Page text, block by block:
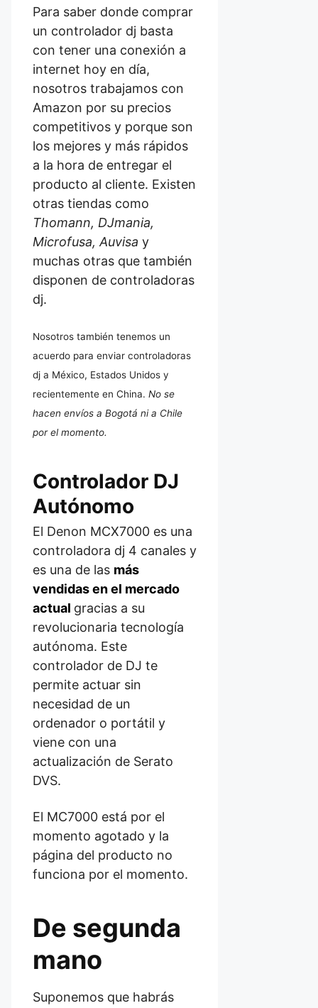
Para saber donde comprar
un controlador dj basta
con tener una conexión a
internet hoy en día,
nosotros trabajamos con
Amazon por su precios
competitivos y porque son
los mejores y más rápidos
a la hora de entregar el
producto al cliente. Existen
otras tiendas como
Thomann, DJmania,
Microfusa, Auvisa y
muchas otras que también
disponen de controladoras
dj.
Nosotros también tenemos un
acuerdo para enviar controladoras
dj a México, Estados Unidos y
recientemente en China. No se
hacen envíos a Bogotá ni a Chile
por el momento.
Controlador DJ
Autónomo
El Denon MCX7000 es una
controladora dj 4 canales y
es una de las más
vendidas en el mercado
actual gracias a su
revolucionaria tecnología
autónoma. Este
controlador de DJ te
permite actuar sin
necesidad de un
ordenador o portátil y
viene con una
actualización de Serato
DVS.
El MC7000 está por el
momento agotado y la
página del producto no
funciona por el momento.
De segunda
mano
Suponemos que habrás